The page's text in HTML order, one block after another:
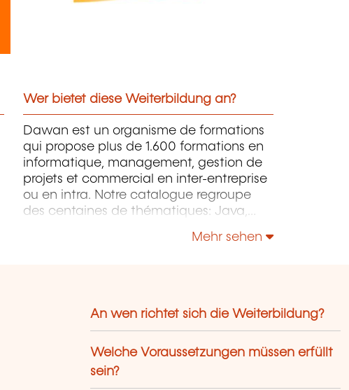
Wer bietet diese Weiterbildung an?
Dawan est un organisme de formations
qui propose plus de 1.600 formations en
informatique, management, gestion de
projets et commercial en inter-entreprise
ou en intra. Notre catalogue regroupe
des centaines de thématiques: Java,
Windows Server, Vmware, Autocad,
Mehr sehen
An wen richtet sich die Weiterbildung?
Welche Voraussetzungen müssen erfüllt
sein?